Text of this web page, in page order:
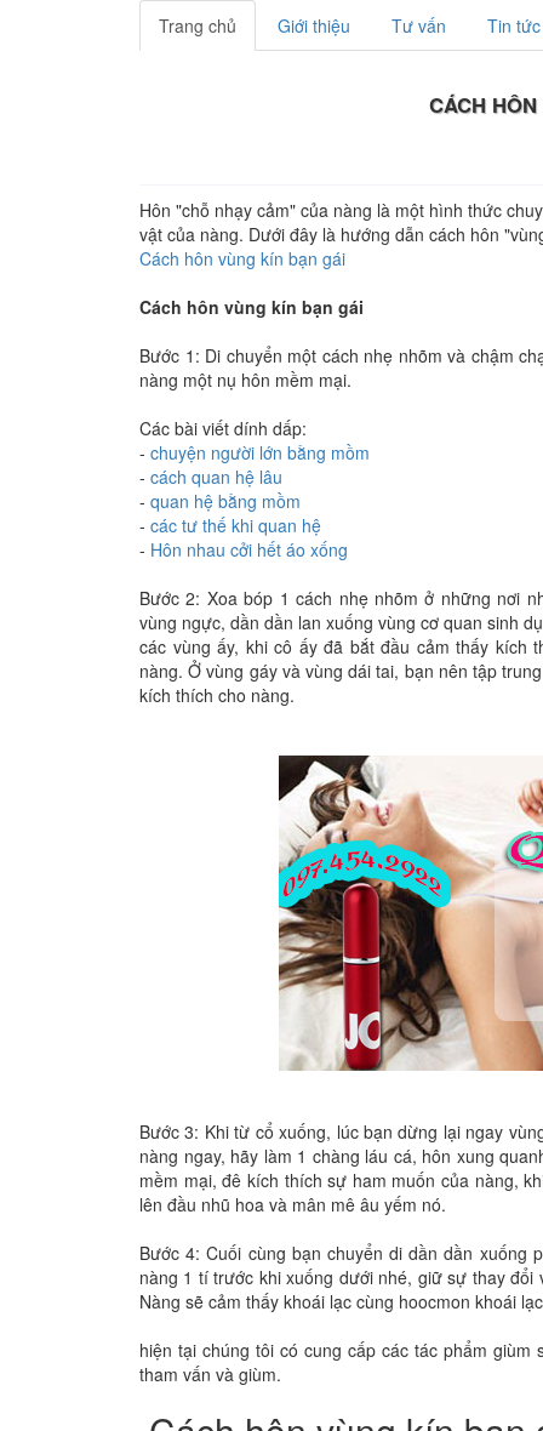
Trang chủ Giới thiệu Tư vấn Tin tức
CÁCH
Hôn "chỗ nhạy cảm" của nàng là một hình thức
vật của nàng. Dưới đây là hướng dẫn cách hôn
Cách hôn vùng kín bạn gái
Cách hôn vùng kín bạn gái
Bước 1: Di chuyển một cách nhẹ nhõm và chậm
nàng một nụ hôn mềm mại.
Các bài viết dính dấp:
- chuyện người lớn bằng mồm
- cách quan hệ lâu
- quan hệ bằng mồm
- các tư thế khi quan hệ
- Hôn nhau cởi hết áo xống
Bước 2: Xoa bóp 1 cách nhẹ nhõm ở những nơi
vùng ngực, dần dần lan xuống vùng cơ quan sinh
các vùng ấy, khi cô ấy đã bắt đầu cảm thấy kích
nàng. Ở vùng gáy và vùng dái tai, bạn nên tập
kích thích cho nàng.
Bước 3: Khi từ cổ xuống, lúc bạn dừng lại ngay
nàng ngay, hãy làm 1 chàng láu cá, hôn xung
mềm mại, đê kích thích sự ham muốn của nàng,
lên đầu nhũ hoa và mân mê âu yếm nó.
Bước 4: Cuối cùng bạn chuyển di dần dần xuống
nàng 1 tí trước khi xuống dưới nhé, giữ sự thay
Nàng sẽ cảm thấy khoái lạc cùng hoocmon khoái
hiện tại chúng tôi có cung cấp các tác phẩm
tham vấn và giùm.